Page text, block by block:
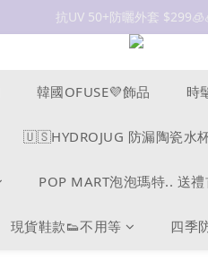
抗UV 50+防曬外套
抗UV 50+防曬外套
女裝新品 🍒
✨OWALA多款任選✨  點我看
韓國OFUSE💜飾品 時
🇺🇸HYDROJUG 防漏陶瓷水
POP MART泡泡瑪特.. 送禮
現貨鞋款👟不用等 四季